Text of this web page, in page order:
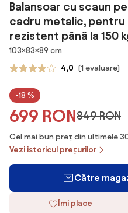
Balansoar cu scaun
cadru metalic, pentru
rezistent până la 150
Dimensiuni
103×83×89 cm
4,0 (1 evaluare)
-18 %
699 RON849 RON
Cel mai bun preț din ultimele
Vezi istoricul prețurilor
Către
Îmi place